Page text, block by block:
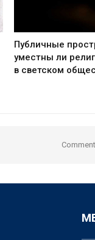
Публичные
уместны ли
в светском